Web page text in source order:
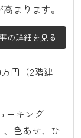
まります。
の詳細を見る
円（2階建
ーキング
、色あせ、ひ